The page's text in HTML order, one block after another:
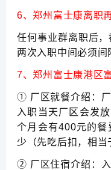
6、郑州富士康离职
任何事业群离职后，
两次入职中间必须间
7、郑州富士康港区
① 厂区就餐介绍：厂
入职当天厂区会发
个月会有400元的餐
少（先吃后扣，相当
② 厂区住宿介绍：